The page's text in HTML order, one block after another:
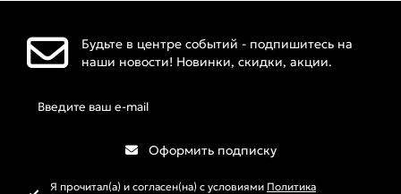
Декор угловой
Знаки Зодиака
Монограммы
Будьте в центре событий - подпишитесь на
наши новости! Новинки, скидки, акции.
Оформить подписку
Я прочитал(а) и согласен(на) с условиями Политика